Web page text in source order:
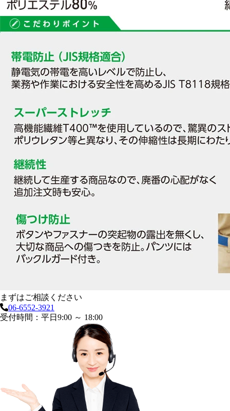
まずはご相談ください
06-6552-3921
受付時間：平日9:00 ～ 18:00